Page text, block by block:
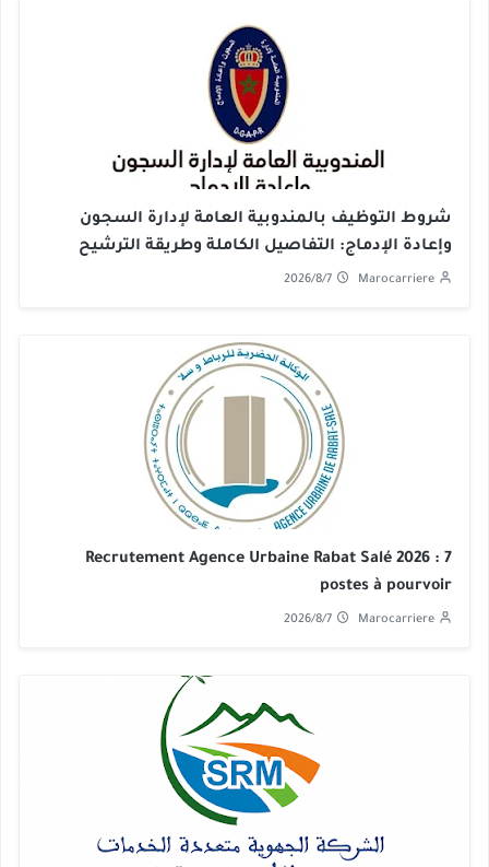
شروط التوظيف بالمندوبية العامة لإدارة السجون
وإعادة الإدماج: التفاصيل الكاملة وطريقة الترشيح
Marocarriere
2026/8/7
Recrutement Agence Urbaine Rabat Salé 2026 : 7
postes à pourvoir
Marocarriere
2026/8/7